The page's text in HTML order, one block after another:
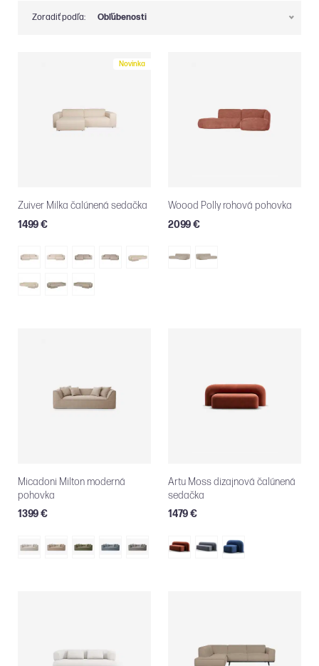
Zoradiť podľa: Obľúbenosti
Novinka
Zuiver Milka čalúnená sedačka
1499 €
Woood Polly rohová pohovka
2099 €
Micadoni Milton moderná
pohovka
1399 €
Artu Moss dizajnová čalúnená
sedačka
1479 €